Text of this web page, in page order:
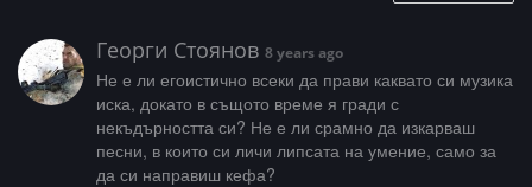
Георги Стоянов 8 years ago
Не е ли егоистично всеки да прави каквато си музика
иска, докато в същото време я гради с
некъдърността си? Не е ли срамно да изкарваш
песни, в които си личи липсата на умение, само за
да си направиш кефа?